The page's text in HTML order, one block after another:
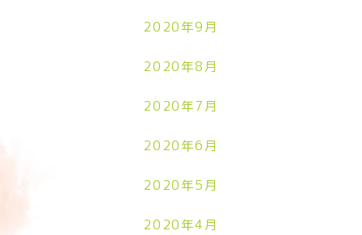
2020年9月
2020年8月
2020年7月
2020年6月
2020年5月
2020年4月